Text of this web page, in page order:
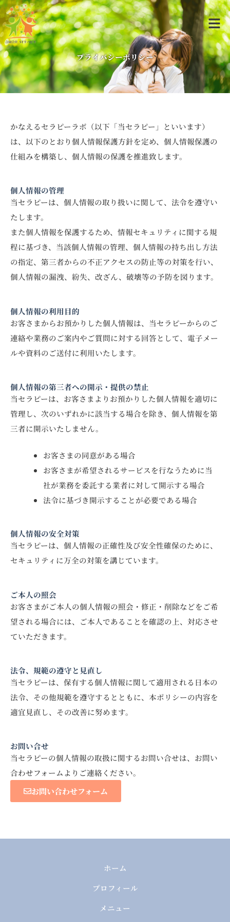
内
容
を
ス
キ
ッ
プ
メ
ニ
ュ
ー
プライバシーポリシー
かなえるセラピーラボ（以下「当セラピー」といいます）
は、以下のとおり個人情報保護方針を定め、個人情報保護の
仕組みを構築し、個人情報の保護を推進致します。
個人情報の管理
当セラピーは、個人情報の取り扱いに関して、法令を遵守い
たします。
また個人情報を保護するため、情報セキュリティに関する規
程に基づき、当該個人情報の管理、個人情報の持ち出し方法
の指定、第三者からの不正アクセスの防止等の対策を行い、
個人情報の漏洩、紛失、改ざん、破壊等の予防を図ります。
個人情報の利用目的
お客さまからお預かりした個人情報は、当セラピーからのご
連絡や業務のご案内やご質問に対する回答として、電子メー
ルや資料のご送付に利用いたします。
個人情報の第三者への開示・提供の禁止
当セラピーは、お客さまよりお預かりした個人情報を適切に
管理し、次のいずれかに該当する場合を除き、個人情報を第
三者に開示いたしません。
お客さまの同意がある場合
お客さまが希望されるサービスを行なうために当
社が業務を委託する業者に対して開示する場合
法令に基づき開示することが必要である場合
個人情報の安全対策
当セラピーは、個人情報の正確性及び安全性確保のために、
セキュリティに万全の対策を講じています。
ご本人の照会
お客さまがご本人の個人情報の照会・修正・削除などをご希
望される場合には、ご本人であることを確認の上、対応させ
ていただきます。
法令、規範の遵守と見直し
当セラピーは、保有する個人情報に関して適用される日本の
法令、その他規範を遵守するとともに、本ポリシーの内容を
適宜見直し、その改善に努めます。
お問い合せ
当セラピーの個人情報の取扱に関するお問い合せは、お問い
合わせフォームよりご連絡ください。
お問い合わせフォーム
ホーム
プロフィール
メニュー